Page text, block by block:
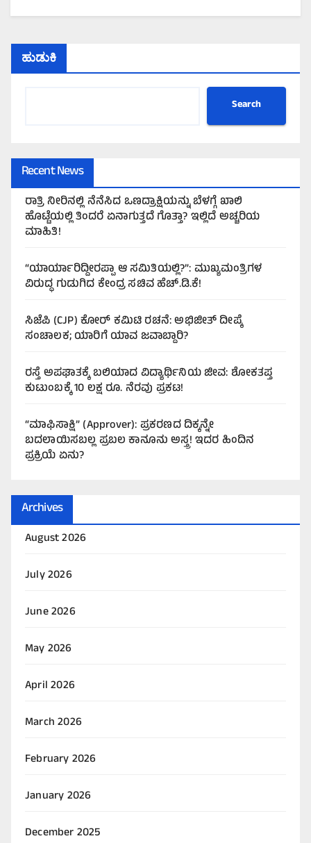
ಹುಡುಕಿ
Search
Recent News
ರಾತ್ರಿ ನೀರಿನಲ್ಲಿ ನೆನೆಸಿದ ಒಣದ್ರಾಕ್ಷಿಯನ್ನು ಬೆಳಗ್ಗೆ ಖಾಲಿ
ಹೊಟ್ಟೆಯಲ್ಲಿ ತಿಂದರೆ ಏನಾಗುತ್ತದೆ ಗೊತ್ತಾ? ಇಲ್ಲಿದೆ ಅಚ್ಚರಿಯ
ಮಾಹಿತಿ!
“ಯಾರ್ಯಾರಿದ್ದೀರಪ್ಪಾ ಆ ಸಮಿತಿಯಲ್ಲಿ?”: ಮುಖ್ಯಮಂತ್ರಿಗಳ
ವಿರುದ್ಧ ಗುಡುಗಿದ ಕೇಂದ್ರ ಸಚಿವ ಹೆಚ್.ಡಿ.ಕೆ!
ಸಿಜೆಪಿ (CJP) ಕೋರ್ ಕಮಿಟಿ ರಚನೆ: ಅಭಿಜೀತ್ ದೀಪ್ಕೆ
ಸಂಚಾಲಕ; ಯಾರಿಗೆ ಯಾವ ಜವಾಬ್ದಾರಿ?
ರಸ್ತೆ ಅಪಘಾತಕ್ಕೆ ಬಲಿಯಾದ ವಿದ್ಯಾರ್ಥಿನಿಯ ಜೀವ: ಶೋಕತಪ್ತ
ಕುಟುಂಬಕ್ಕೆ 10 ಲಕ್ಷ ರೂ. ನೆರವು ಪ್ರಕಟ!
“ಮಾಫಿಸಾಕ್ಷಿ” (Approver): ಪ್ರಕರಣದ ದಿಕ್ಕನ್ನೇ
ಬದಲಾಯಿಸಬಲ್ಲ ಪ್ರಬಲ ಕಾನೂನು ಅಸ್ತ್ರ! ಇದರ ಹಿಂದಿನ
ಪ್ರಕ್ರಿಯೆ ಏನು?
Archives
August 2026
July 2026
June 2026
May 2026
April 2026
March 2026
February 2026
January 2026
December 2025